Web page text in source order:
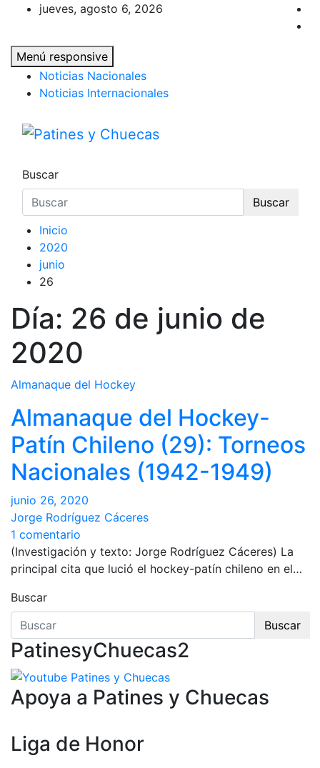
Saltar
contenido
jueves, agosto 6, 2026
Menú responsive
Noticias Nacionales
Noticias Internacionales
Buscar
Buscar
Inicio
2020
junio
26
Día: 26 de junio de
2020
Almanaque del Hockey
Almanaque del Hockey-
Patín Chileno (29): Torneos
Nacionales (1942-1949)
junio 26, 2020
Jorge Rodríguez Cáceres
1 comentario
(Investigación y texto: Jorge Rodríguez Cáceres) La
principal cita que lució el hockey-patín chileno en el…
Buscar
Buscar
PatinesyChuecas2
Apoya a Patines y Chuecas
Liga de Honor